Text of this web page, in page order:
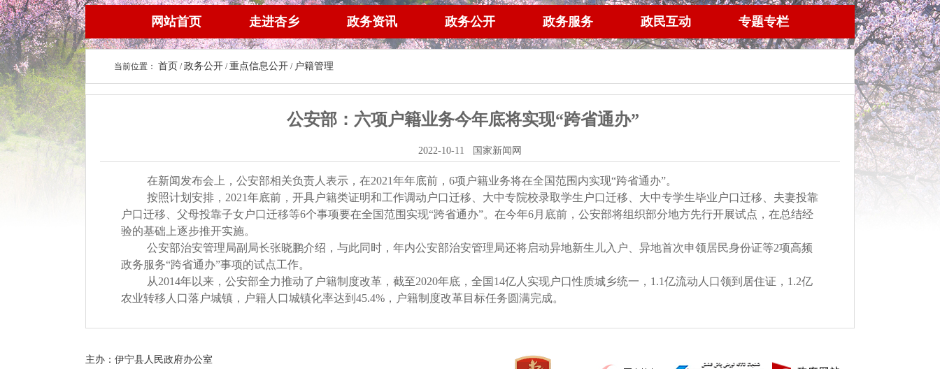
网站首页 走进杏乡 政务资讯 政务公开 政务服务 政民互动 专题专栏
当前位置： 首页 /政务公开 /重点信息公开 / 户籍管理
公安部：六项户籍业务今年底将实现“跨省通办”
2022-10-11 国家新闻网
在新闻发布会上，公安部相关负责人表示，在2021年年底前，6项户籍业务将在全国范围内实现“跨省通办”。
按照计划安排，2021年底前，开具户籍类证明和工作调动户口迁移、大中专院校录取学生户口迁移、大中专学生毕业户口迁移、夫妻投靠
户口迁移、父母投靠子女户口迁移等6个事项要在全国范围实现“跨省通办”。在今年6月底前，公安部将组织部分地方先行开展试点，在总结经
验的基础上逐步推开实施。
公安部治安管理局副局长张晓鹏介绍，与此同时，年内公安部治安管理局还将启动异地新生儿入户、异地首次申领居民身份证等2项高频
政务服务“跨省通办”事项的试点工作。
从2014年以来，公安部全力推动了户籍制度改革，截至2020年底，全国14亿人实现户口性质城乡统一，1.1亿流动人口领到居住证，1.2亿
农业转移人口落户城镇，户籍人口城镇化率达到45.4%，户籍制度改革目标任务圆满完成。
主办：伊宁县人民政府办公室